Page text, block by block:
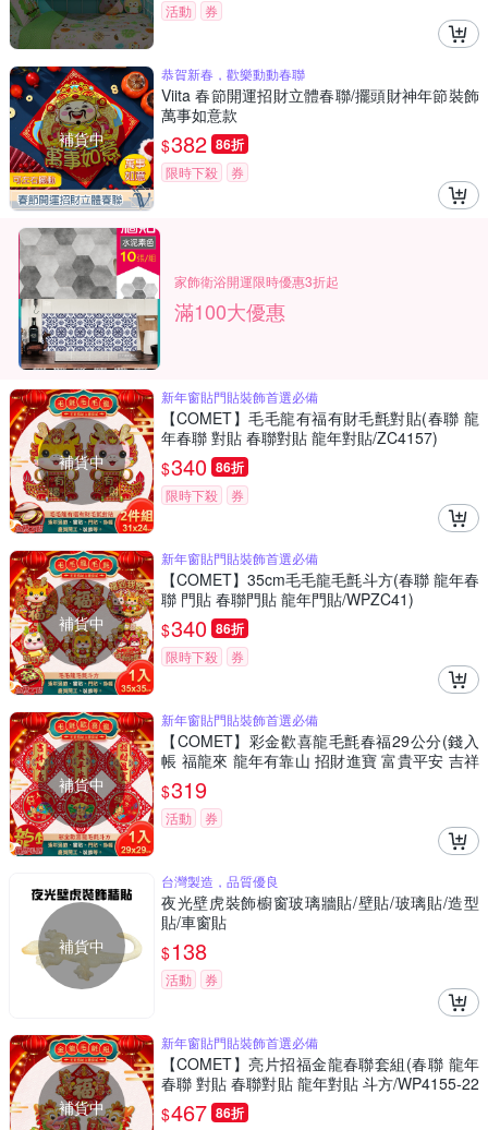
活動 券
補貨中
恭賀新春，歡樂動動春聯
Viita 春節開運招財立體春聯/擺頭財神年節裝飾
萬事如意款
$382 86折
限時下殺 券
家飾衛浴開運限時優惠3折起
滿100大優惠
補貨中
新年窗貼門貼裝飾首選必備
【COMET】毛毛龍有福有財毛氈對貼(春聯 龍
年春聯 對貼 春聯對貼 龍年對貼/ZC4157)
$340 86折
限時下殺 券
補貨中
新年窗貼門貼裝飾首選必備
【COMET】35cm毛毛龍毛氈斗方(春聯 龍年春
聯 門貼 春聯門貼 龍年門貼/WPZC41)
$340 86折
限時下殺 券
補貨中
新年窗貼門貼裝飾首選必備
【COMET】彩金歡喜龍毛氈春福29公分(錢入
帳 福龍來 龍年有靠山 招財進寶 富貴平安 吉祥
如意/NYL0201-7)
$319
活動 券
補貨中
台灣製造，品質優良
夜光壁虎裝飾櫥窗玻璃牆貼/壁貼/玻璃貼/造型
貼/車窗貼
$138
活動 券
補貨中
新年窗貼門貼裝飾首選必備
【COMET】亮片招福金龍春聯套組(春聯 龍年
春聯 對貼 春聯對貼 龍年對貼 斗方/WP4155-22
5)
$467 86折